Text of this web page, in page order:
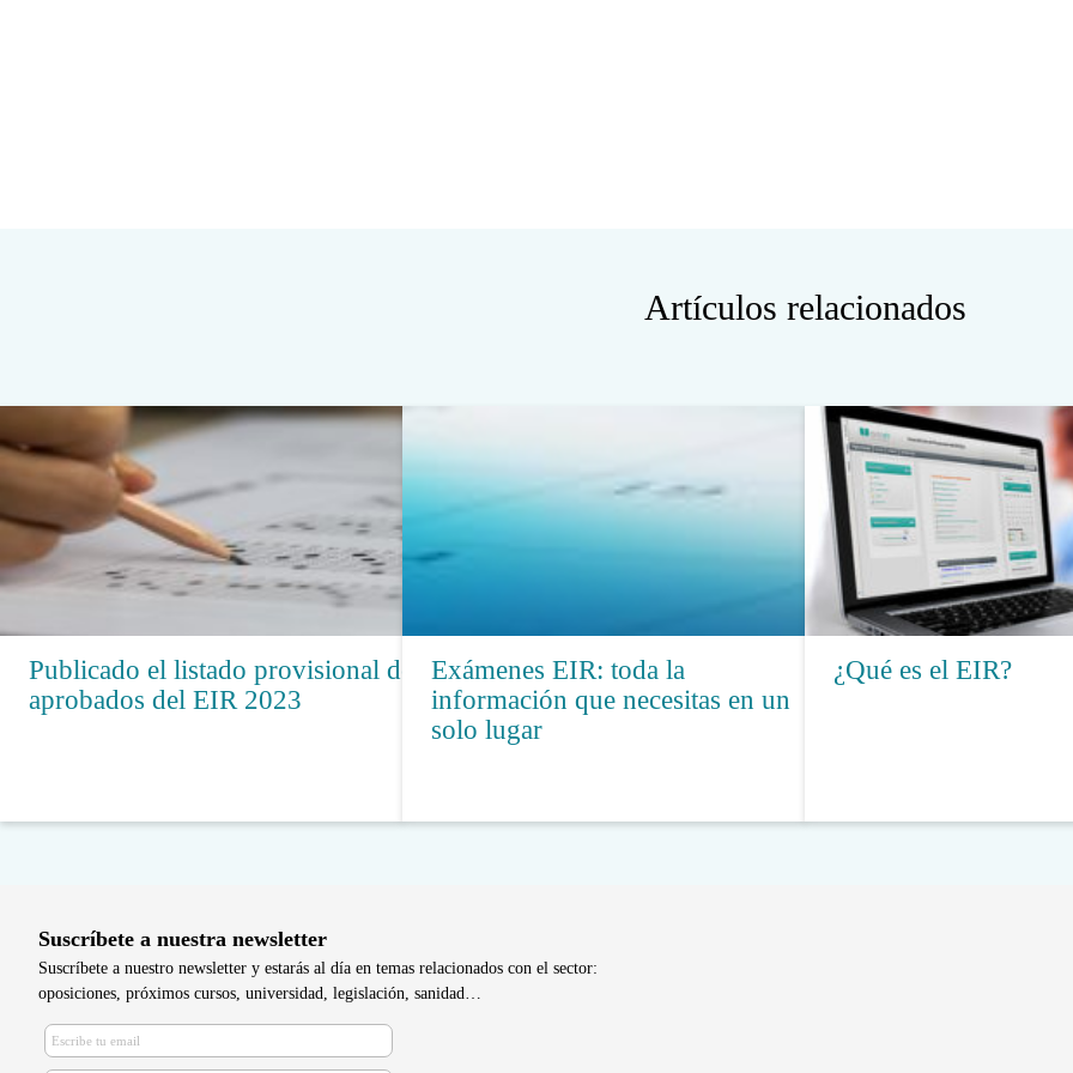
Artículos relacionados
Publicado el listado provisional de
aprobados del EIR 2023
Exámenes EIR: toda la
información que necesitas en un
solo lugar
¿Qué es el EIR?
Suscríbete a nuestra newsletter
Suscríbete a nuestro newsletter y estarás al día en temas relacionados con el sector:
oposiciones, próximos cursos, universidad, legislación, sanidad…